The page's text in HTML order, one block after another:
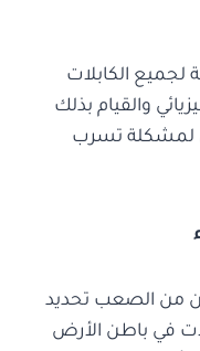
الكابلات
والقيام بذلك
لمشكلة تسرب
من الصعب تحديد
في باطن الأرض